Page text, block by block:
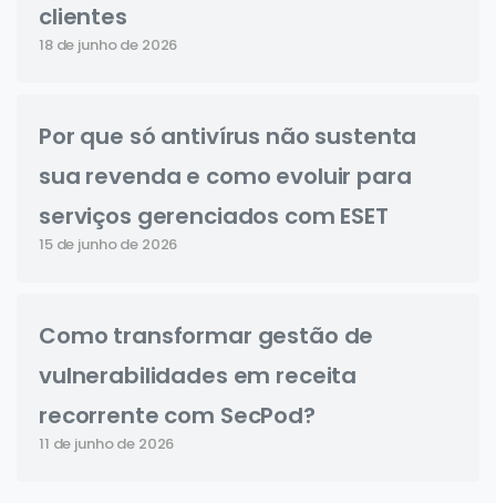
clientes
18 de junho de 2026
Por que só antivírus não sustenta
sua revenda e como evoluir para
serviços gerenciados com ESET
15 de junho de 2026
Como transformar gestão de
vulnerabilidades em receita
recorrente com SecPod?
11 de junho de 2026